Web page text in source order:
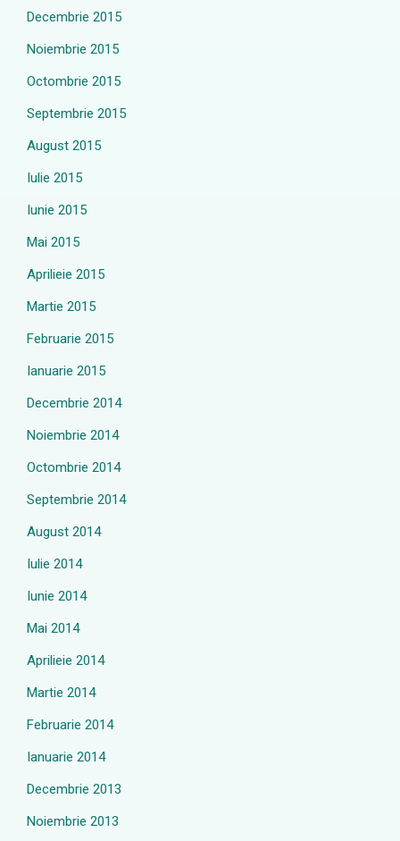
Decembrie 2015
Noiembrie 2015
Octombrie 2015
Septembrie 2015
August 2015
Iulie 2015
Iunie 2015
Mai 2015
Aprilieie 2015
Martie 2015
Februarie 2015
Ianuarie 2015
Decembrie 2014
Noiembrie 2014
Octombrie 2014
Septembrie 2014
August 2014
Iulie 2014
Iunie 2014
Mai 2014
Aprilieie 2014
Martie 2014
Februarie 2014
Ianuarie 2014
Decembrie 2013
Noiembrie 2013